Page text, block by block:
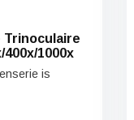
Trinoculaire
400x/1000x
is